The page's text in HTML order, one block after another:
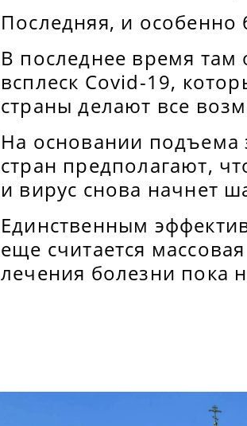
Последняя, и особенно
В последнее время там
всплеск Covid-19,
страны делают все
На основании подъема
стран предполагают,
и вирус снова начнет
Единственным
еще считается
лечения болезни пока